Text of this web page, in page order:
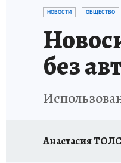
НОВОСТИ ОБЩЕСТВО
без
Анастасия